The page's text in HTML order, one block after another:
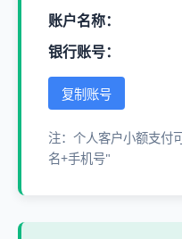
账户名称：
银行账号：
复制账号
注：个人客户小额支付
名+手机号"